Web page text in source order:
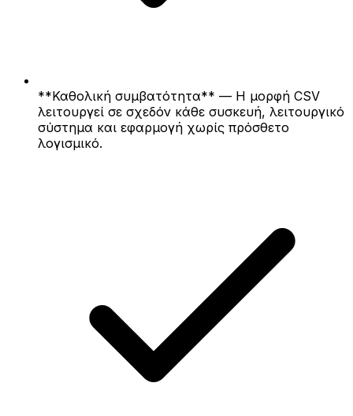
**Καθολική συμβατότητα** — Η μορφή CSV
λειτουργεί σε σχεδόν κάθε συσκευή, λειτουργικό
σύστημα και εφαρμογή χωρίς πρόσθετο
λογισμικό.